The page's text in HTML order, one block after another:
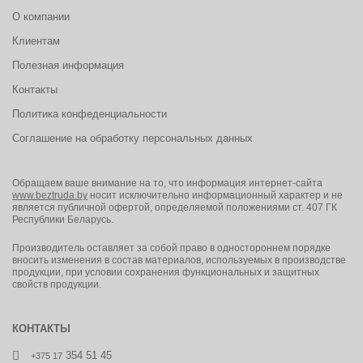
Кулмакс) иONSTEAM (ОнСтим) отводит влагу отстопы и
DERMODRY COOLMAX иполиуретана отводит влагу отстопы и
Колодка имеет оптимальные полнотно-размерные
ивесенне-осенний периоды, обеспечивает комфорт идает
возможность работать целый день, не испытывая дискомфорта и
усталости.
энергетической, химической промышленности, натранспорте и
вагропромышленном комплексе.
О компании
Клиентам
Полезная информация
Контакты
Политика конфеденциальности
Соглашение на обработку персональных данных
Обращаем ваше внимание на то, что информация интернет-сайта
www.beztruda.by носит исключительно информационный характер и не
является публичной офертой, определяемой положениями ст. 407 ГК
Республики Беларусь.
Производитель оставляет за собой право в одностороннем порядке
вносить изменения в состав материалов, используемых в производстве
продукции, при условии сохранения функциональных и защитных
свойств продукции.
КОНТАКТЫ
+375 17 354 51 45